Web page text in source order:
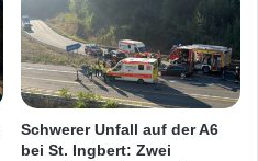
Schwerer Unfall auf der A6
bei St. Ingbert: Zwei